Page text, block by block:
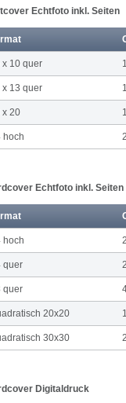
Echtfoto inkl. Seiten
x 10 quer
x 13 quer
x 20
hoch
Echtfoto inkl. Seiten
hoch
quer
quer
20x20
30x30
Digitaldruck